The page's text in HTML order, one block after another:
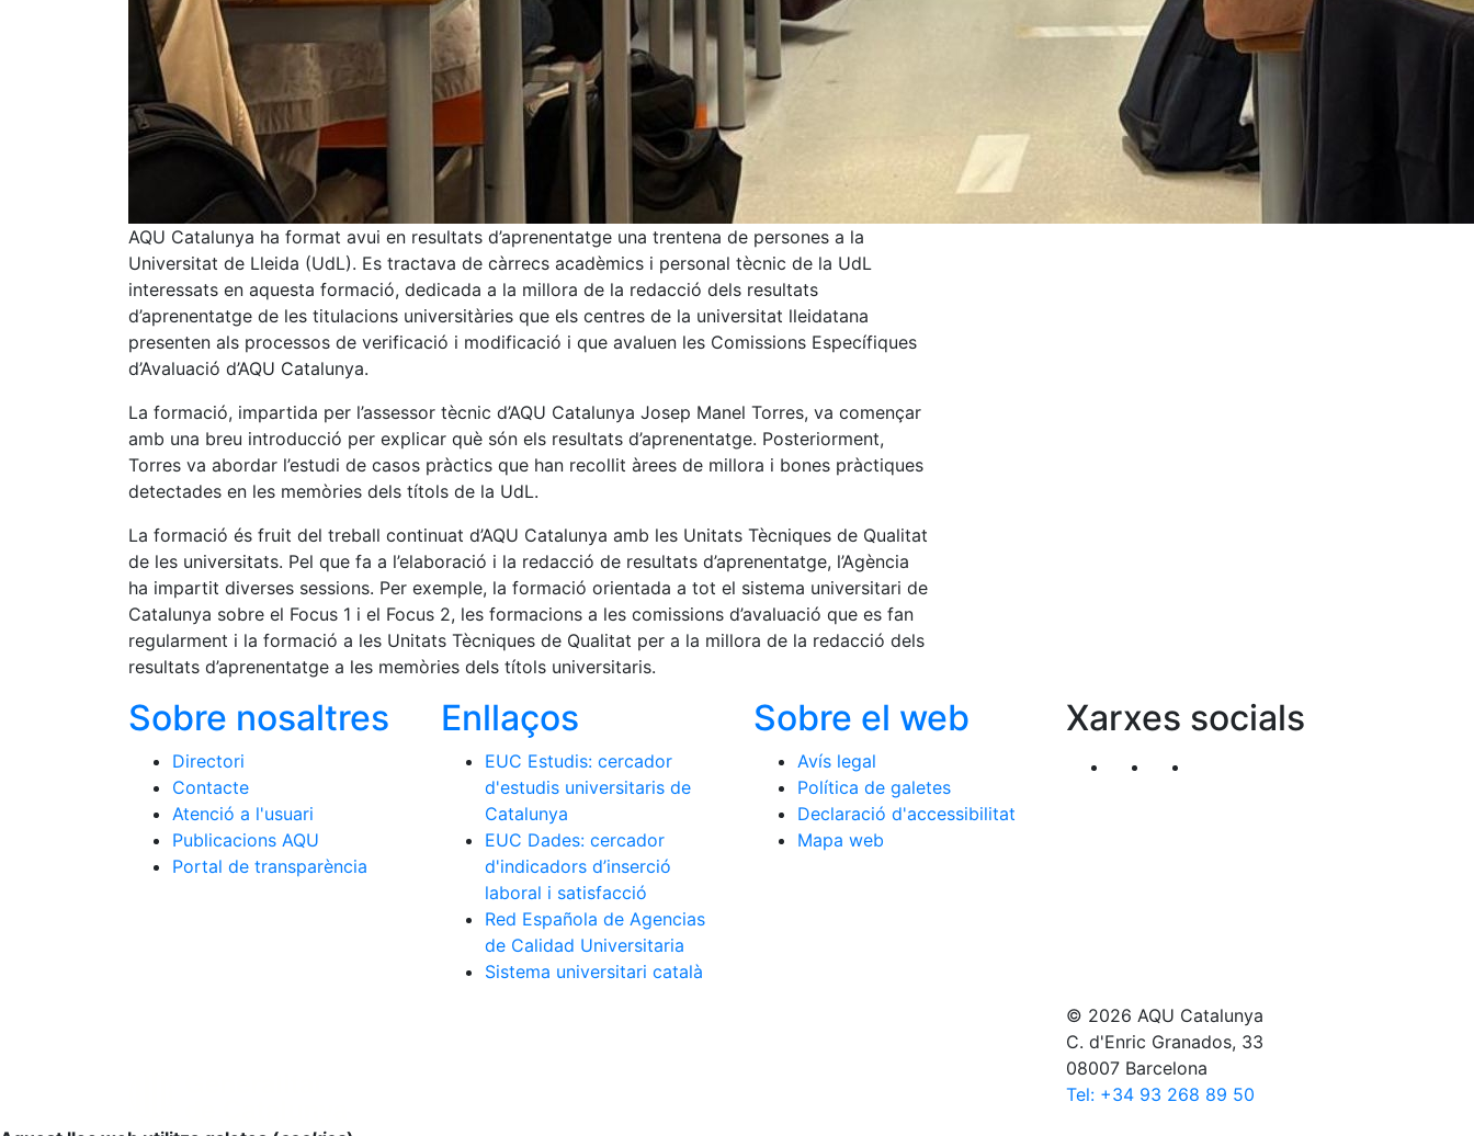
AQU Catalunya ha format avui en resultats d’aprenentatge una trentena de persones a la
Universitat de Lleida (UdL). Es tractava de càrrecs acadèmics i personal tècnic de la UdL
interessats en aquesta formació, dedicada a la millora de la redacció dels resultats
d’aprenentatge de les titulacions universitàries que els centres de la universitat lleidatana
presenten als processos de verificació i modificació i que avaluen les Comissions Específiques
d’Avaluació d’AQU Catalunya.
La formació, impartida per l’assessor tècnic d’AQU Catalunya Josep Manel Torres, va començar
amb una breu introducció per explicar què són els resultats d’aprenentatge. Posteriorment,
Torres va abordar l’estudi de casos pràctics que han recollit àrees de millora i bones pràctiques
detectades en les memòries dels títols de la UdL.
La formació és fruit del treball continuat d’AQU Catalunya amb les Unitats Tècniques de Qualitat
de les universitats. Pel que fa a l’elaboració i la redacció de resultats d’aprenentatge, l’Agència
ha impartit diverses sessions. Per exemple, la formació orientada a tot el sistema universitari de
Catalunya sobre el Focus 1 i el Focus 2, les formacions a les comissions d’avaluació que es fan
regularment i la formació a les Unitats Tècniques de Qualitat per a la millora de la redacció dels
resultats d’aprenentatge a les memòries dels títols universitaris.
Sobre nosaltres
Directori
Contacte
Atenció a l'usuari
Publicacions AQU
Portal de transparència
Enllaços
EUC Estudis: cercador
d'estudis universitaris de
Catalunya
EUC Dades: cercador
d'indicadors d’inserció
laboral i satisfacció
Red Española de Agencias
de Calidad Universitaria
Sistema universitari català
Sobre el web
Avís legal
Política de galetes
Declaració d'accessibilitat
Mapa web
Xarxes socials
Segueix-nos al nostre canal de Twitter
© 2026 AQU Catalunya
C. d'Enric Granados, 33
08007 Barcelona
Tel: +34 93 268 89 50